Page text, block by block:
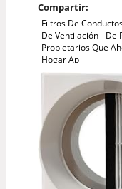
Compartir:
Filtros De
De Ventilación - De
Propietarios Que
Hogar Ap